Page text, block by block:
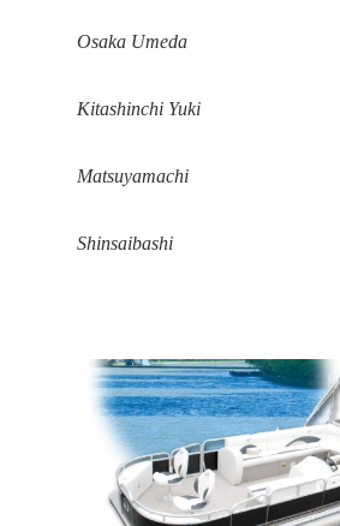
Osaka Umeda
Kitashinchi Yuki
Matsuyamachi
Shinsaibashi